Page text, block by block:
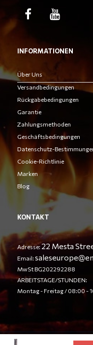
INFORMATIONEN
Über Uns
Versandbedingungen
Rückgabebedingungen
Garantie
Zahlungsmethoden
Geschäftsbedingungen
Datenschutz-
Cookie-Richtlinie
Marken
Blog
KONTAKT
Adresse:22 Mesta
Email:
MwSt BG202292288
ARBEITSTAGE/STUNDEN:
Montag - Freitag / 08:00 -